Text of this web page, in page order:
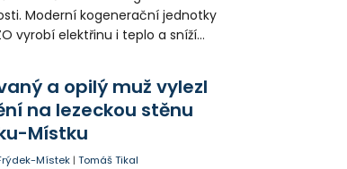
Moderní kogenerační jednotky
vyrobí elektřinu i teplo a sníží
a opilý muž vylezl
na lezeckou stěnu
Místku
Místek |Tomáš Tikal